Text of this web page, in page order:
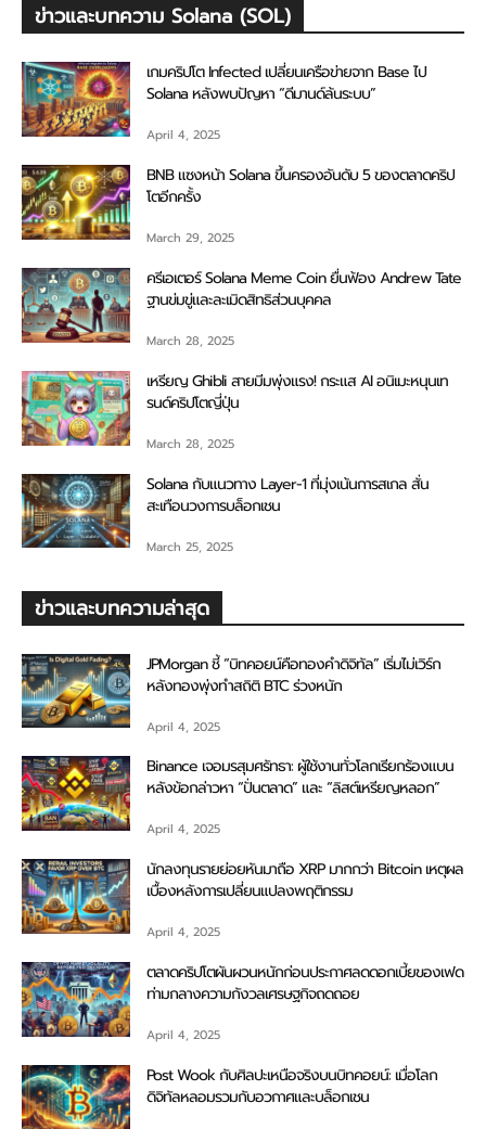
ข่าวและบทความ Solana (SOL)
เกมคริปโต Infected เปลี่ยนเครือข่ายจาก Base ไป
Solana หลังพบปัญหา “ดีมานด์ล้นระบบ”
April 4, 2025
BNB แซงหน้า Solana ขึ้นครองอันดับ 5 ของตลาดคริป
โตอีกครั้ง
March 29, 2025
ครีเอเตอร์ Solana Meme Coin ยื่นฟ้อง Andrew Tate
ฐานข่มขู่และละเมิดสิทธิส่วนบุคคล
March 28, 2025
เหรียญ Ghibli สายมีมพุ่งแรง! กระแส AI อนิเมะหนุนเท
รนด์คริปโตญี่ปุ่น
March 28, 2025
Solana กับแนวทาง Layer-1 ที่มุ่งเน้นการสเกล สั่น
สะเทือนวงการบล็อกเชน
March 25, 2025
ข่าวและบทความล่าสุด
JPMorgan ชี้ “บิทคอยน์คือทองคำดิจิทัล” เริ่มไม่เวิร์ก
หลังทองพุ่งทำสถิติ BTC ร่วงหนัก
April 4, 2025
Binance เจอมรสุมศรัทธา: ผู้ใช้งานทั่วโลกเรียกร้องแบน
หลังข้อกล่าวหา “ปั่นตลาด” และ “ลิสต์เหรียญหลอก”
April 4, 2025
นักลงทุนรายย่อยหันมาถือ XRP มากกว่า Bitcoin เหตุผล
เบื้องหลังการเปลี่ยนแปลงพฤติกรรม
April 4, 2025
ตลาดคริปโตผันผวนหนักก่อนประกาศลดดอกเบี้ยของเฟด
ท่ามกลางความกังวลเศรษฐกิจถดถอย
April 4, 2025
Post Wook กับศิลปะเหนือจริงบนบิทคอยน์: เมื่อโลก
ดิจิทัลหลอมรวมกับอวกาศและบล็อกเชน